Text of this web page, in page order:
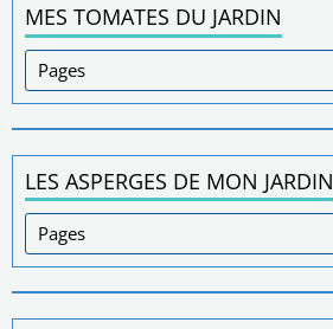
MES TOMATES DU JARDIN
LES ASPERGES DE MON JARDIN